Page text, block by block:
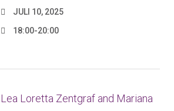
JULI 10, 2025
18:00-20:00
Lea Loretta Zentgraf and Mariana